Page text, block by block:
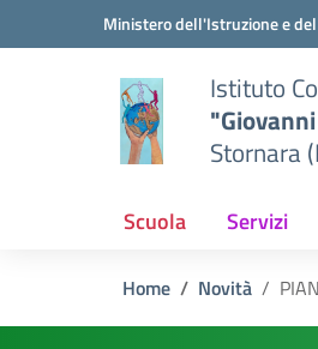
Vai ai contenuti
Vai al menu di navigazione
Ministero dell'Istruzione e
Istituto
Stornara
Scuola Servizi
Home Novità